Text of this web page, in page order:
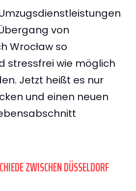
von
Wrocław so
stressfrei wie möglich
Jetzt heißt es nur
und einen neuen
ZWISCHEN DÜSSELDORF